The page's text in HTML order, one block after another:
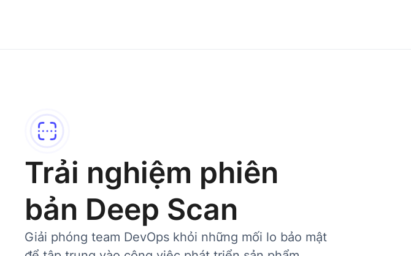
Trải nghiệm phiên
bản Deep Scan
Giải phóng team DevOps khỏi những mối lo bảo mật